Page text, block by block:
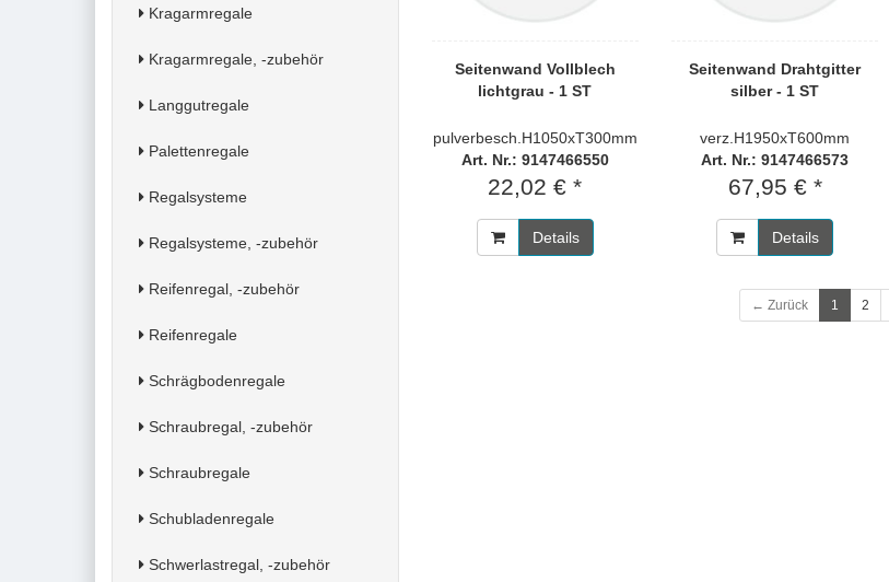
Kragarmregale
Kragarmregale, -zubehör
Langgutregale
Palettenregale
Regalsysteme
Regalsysteme, -zubehör
Reifenregal, -zubehör
Reifenregale
Schrägbodenregale
Schraubregal, -zubehör
Schraubregale
Schubladenregale
Schwerlastregal, -zubehör
Seitenwand Vollblech
lichtgrau - 1 ST
pulverbesch.H1050xT300mm
Art. Nr.: 9147466550
22,02 € *
Details
Seitenwand Drahtgitter
silber - 1 ST
verz.H1950xT600mm
Art. Nr.: 9147466573
67,95 € *
Details
← Zurück 1 2